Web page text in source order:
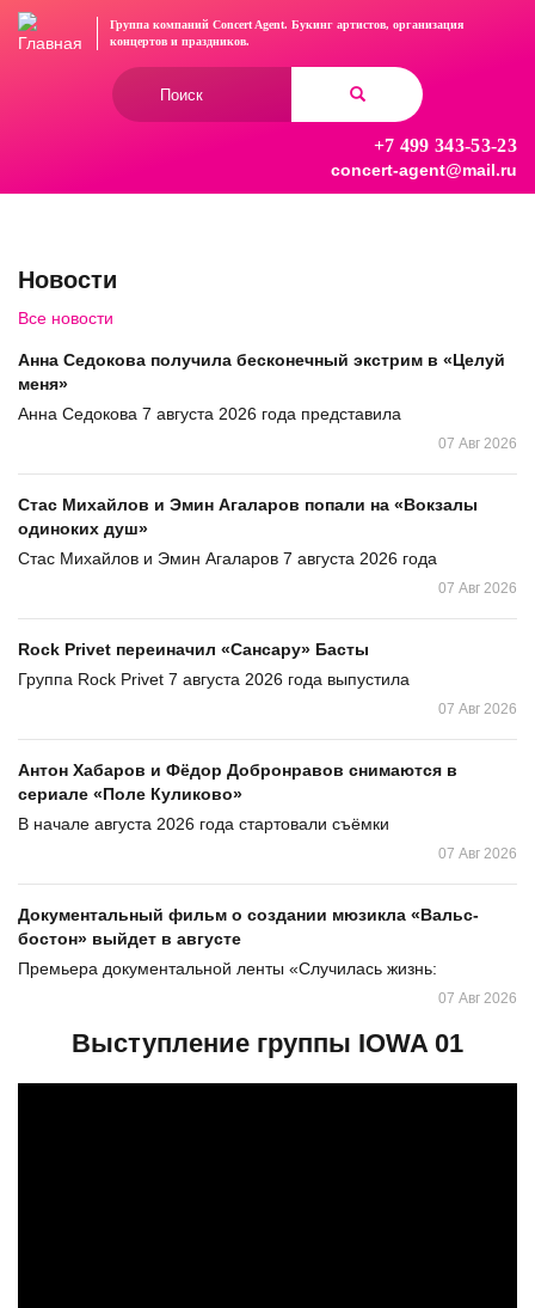
Перейти
Группа компаний Concert Agent. Букинг артистов, организация
концертови праздников.
+7 499 343-53-23
concert-agent@mail.ru
Новости
Все новости
Анна Седокова получила бесконечный экстрим в «Целуй
меня»
Анна Седокова 7 августа 2026 года представила
07 Авг 2026
Стас Михайлов и Эмин Агаларов попали на «Вокзалы
одиноких душ»
Стас Михайлов и Эмин Агаларов 7 августа 2026 года
07 Авг 2026
Rock Privet переиначил «Сансару» Басты
Группа Rock Privet 7 августа 2026 года выпустила
07 Авг 2026
Антон Хабаров и Фёдор Добронравов снимаются в
сериале «Поле Куликово»
В начале августа 2026 года стартовали съёмки
07 Авг 2026
Документальный фильм о создании мюзикла «Вальс-
бостон» выйдет в августе
Премьера документальной ленты «Случилась жизнь:
07 Авг 2026
Выступление группы IOWA 01